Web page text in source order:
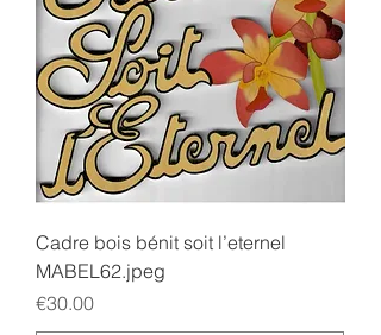
Cadre bois bénit soit l’eternel
MABEL62.jpeg
Price
€30.00